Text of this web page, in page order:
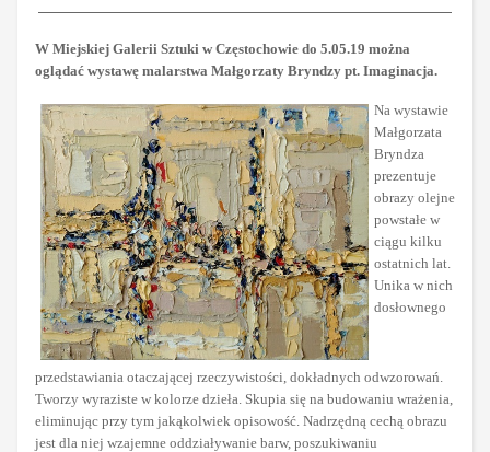
W Miejskiej Galerii Sztuki w Częstochowie do 5.05.19 można
oglądać wystawę malarstwa Małgorzaty Bryndzy pt. Imaginacja.
Na wystawie
Małgorzata
Bryndza
prezentuje
obrazy olejne
powstałe w
ciągu kilku
ostatnich lat.
Unika w nich
dosłownego
przedstawiania otaczającej rzeczywistości, dokładnych odwzorowań.
Tworzy wyraziste w kolorze dzieła. Skupia się na budowaniu wrażenia,
eliminując przy tym jakąkolwiek opisowość. Nadrzędną cechą obrazu
jest dla niej wzajemne oddziaływanie barw, poszukiwaniu